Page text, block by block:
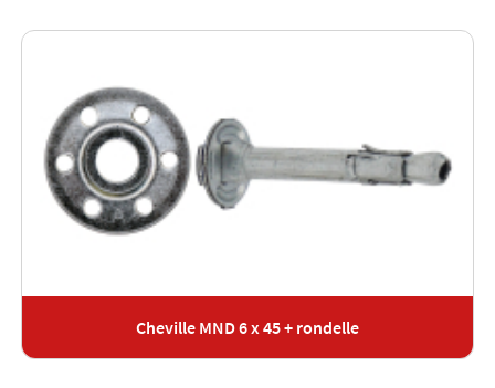
Cheville MND 6 x 45 + rondelle